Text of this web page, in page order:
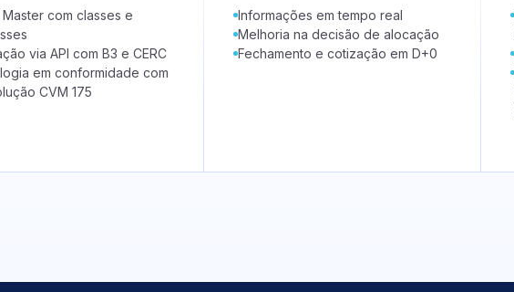
com classes e
via API com B3 e CERC
em conformidade com
CVM 175
Informações em tempo real
Melhoria na decisão de alocação
Fechamento e cotização em D+0